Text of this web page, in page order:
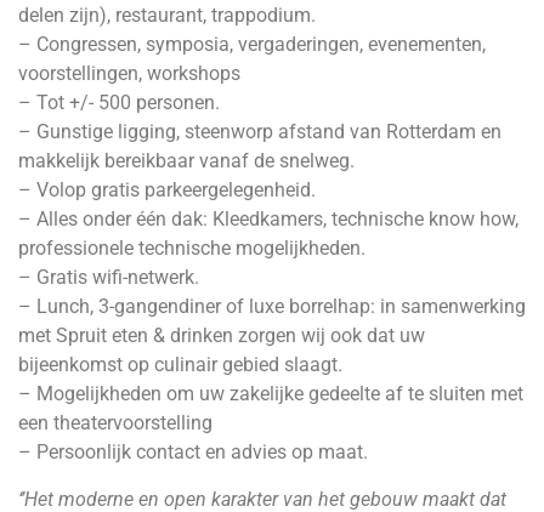
delen zijn), restaurant, trappodium.
– Congressen, symposia, vergaderingen, evenementen,
voorstellingen, workshops
– Tot +/- 500 personen.
– Gunstige ligging, steenworp afstand van Rotterdam en
makkelijk bereikbaar vanaf de snelweg.
– Volop gratis parkeergelegenheid.
– Alles onder één dak: Kleedkamers, technische know how,
professionele technische mogelijkheden.
– Gratis wifi-netwerk.
– Lunch, 3-gangendiner of luxe borrelhap: in samenwerking
met Spruit eten & drinken zorgen wij ook dat uw
bijeenkomst op culinair gebied slaagt.
– Mogelijkheden om uw zakelijke gedeelte af te sluiten met
een theatervoorstelling
– Persoonlijk contact en advies op maat.
‘’Het moderne en open karakter van het gebouw maakt dat